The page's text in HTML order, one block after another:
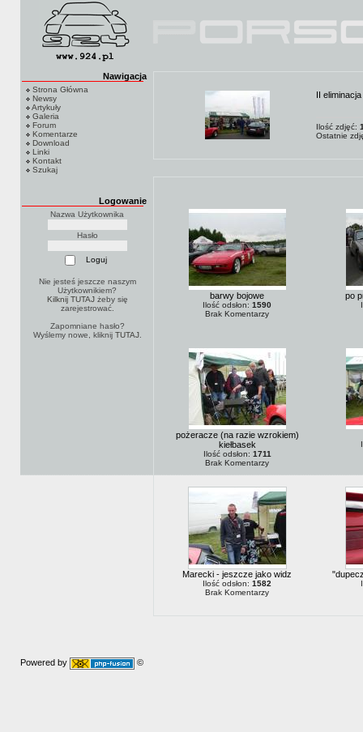
Nawigacja
Strona Główna
Newsy
Artykuły
Galeria
Forum
Komentarze
Download
Linki
Kontakt
Szukaj
Logowanie
Nazwa Użytkownika
Hasło
Nie jesteś jeszcze naszym
Użytkownikiem?
Kilknij TUTAJżeby się
zarejestrować.
Zapomniane hasło?
Wyślemy nowe, kliknij TUTAJ.
II
Ilość zdjęć:
Ostatnie
barwy bojowe
Ilość odsłon: 1590
Brak Komentarzy
po
pożeracze (na razie wzrokiem)
kiełbasek
Ilość odsłon: 1711
Brak Komentarzy
Marecki - jeszcze jako widz
Ilość odsłon: 1582
Brak Komentarzy
Powered by ©